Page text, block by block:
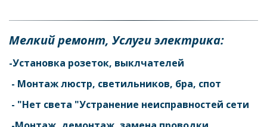
Мелкий ремонт, Услуги электрика:
-Установка розеток, выклчателей
- Монтаж люстр, светильников, бра, спот
- "Нет света "Устранение неисправностей сети